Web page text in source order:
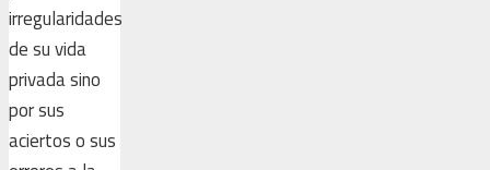
irregularidades
de su vida
privada sino
por sus
aciertos o sus